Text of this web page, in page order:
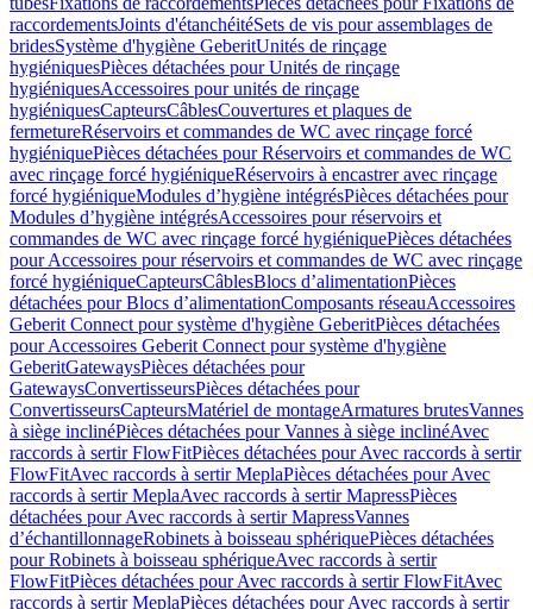
raccordementsJoints d'étanchéitéSets de vis pour assemblages de
bridesSystème d'hygiène GeberitUnités de rinçage
hygiéniquesPièces détachées pour Unités de rinçage
hygiéniquesAccessoires pour unités de rinçage
hygiéniquesCapteursCâblesCouvertures et plaques de
fermetureRéservoirs et commandes de WC avec rinçage forcé
hygiéniquePièces détachées pour Réservoirs et commandes de WC
avec rinçage forcé hygiéniqueRéservoirs à encastrer avec rinçage
forcé hygiéniqueModules d’hygiène intégrésPièces détachées pour
Modules d’hygiène intégrésAccessoires pour réservoirs et
commandes de WC avec rinçage forcé hygiéniquePièces détachées
pour Accessoires pour réservoirs et commandes de WC avec rinçage
forcé hygiéniqueCapteursCâblesBlocs d’alimentationPièces
détachées pour Blocs d’alimentationComposants réseauAccessoires
Geberit Connect pour système d'hygiène GeberitPièces détachées
pour Accessoires Geberit Connect pour système d'hygiène
GeberitGatewaysPièces détachées pour
GatewaysConvertisseursPièces détachées pour
ConvertisseursCapteursMatériel de montageArmatures brutesVannes
à siège inclinéPièces détachées pour Vannes à siège inclinéAvec
raccords à sertir FlowFitPièces détachées pour Avec raccords à sertir
FlowFitAvec raccords à sertir MeplaPièces détachées pour Avec
raccords à sertir MeplaAvec raccords à sertir MapressPièces
détachées pour Avec raccords à sertir MapressVannes
d’échantillonnageRobinets à boisseau sphériquePièces détachées
pour Robinets à boisseau sphériqueAvec raccords à sertir
FlowFitPièces détachées pour Avec raccords à sertir FlowFitAvec
raccords à sertir MeplaPièces détachées pour Avec raccords à sertir